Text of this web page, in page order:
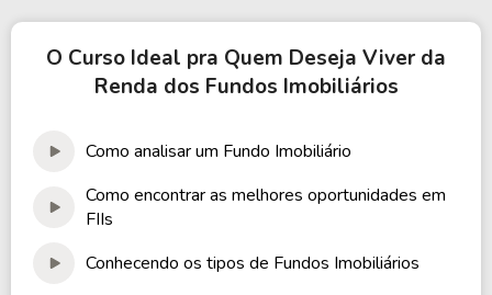
O Curso Ideal pra Quem Deseja Viver da
Renda dos Fundos Imobiliários
Como analisar um Fundo Imobiliário
Como encontrar as melhores oportunidades em
FIIs
Conhecendo os tipos de Fundos Imobiliários